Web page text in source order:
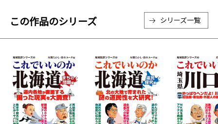
この作品のシリーズ シリーズ一覧